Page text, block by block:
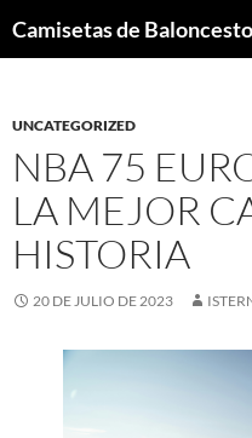
UNCATEGORIZED
NBA 75
LA MEJOR
HISTORIA
20 DE JULIO DE 2023